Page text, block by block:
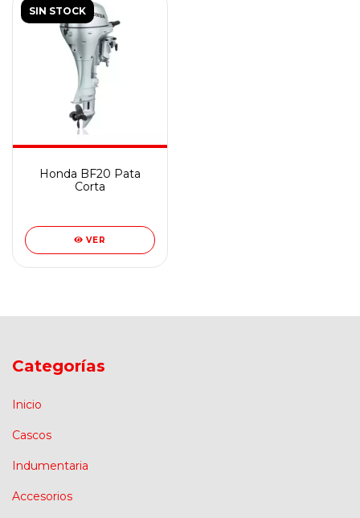
SIN STOCK
Honda BF20 Pata
Corta
VER
Categorías
Inicio
Cascos
Indumentaria
Accesorios